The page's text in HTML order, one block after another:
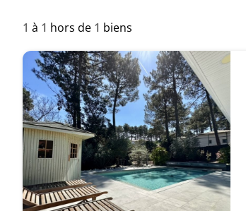
1 à 1 hors de 1 biens